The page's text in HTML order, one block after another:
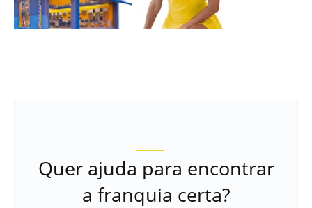
Quer ajuda para encontrar
a franquia certa?